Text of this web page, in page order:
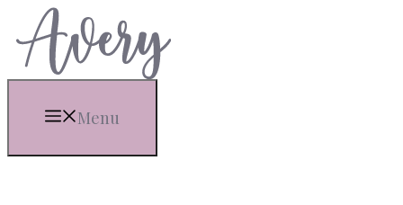
Aller
au
contenu
Menu